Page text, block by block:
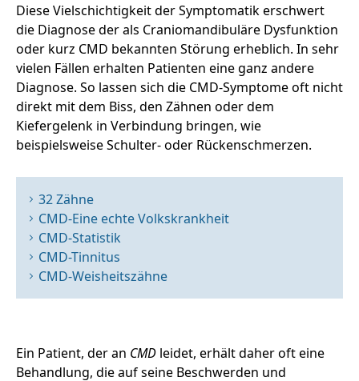
Diese Vielschichtigkeit der Symptomatik erschwert
die Diagnose der als Craniomandibuläre Dysfunktion
oder kurz CMD bekannten Störung erheblich. In sehr
vielen Fällen erhalten Patienten eine ganz andere
Diagnose. So lassen sich die CMD-Symptome oft nicht
direkt mit dem Biss, den Zähnen oder dem
Kiefergelenk in Verbindung bringen, wie
beispielsweise Schulter- oder Rückenschmerzen.
32 Zähne
CMD-Eine echte Volkskrankheit
CMD-Statistik
CMD-Tinnitus
CMD-Weisheitszähne
Ein Patient, der an CMD leidet, erhält daher oft eine
Behandlung, die auf seine Beschwerden und